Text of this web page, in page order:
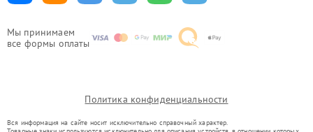
Мы принимаем
все формы оплаты
Политика конфиденциальности
Вся информация на сайте носит исключительно справочный характер.